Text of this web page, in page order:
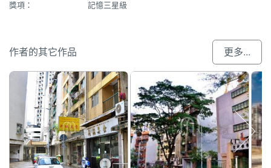
獎項：
記憶三星級
作者的其它作品 更多...